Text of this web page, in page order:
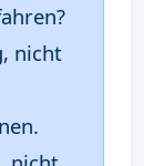
nicht